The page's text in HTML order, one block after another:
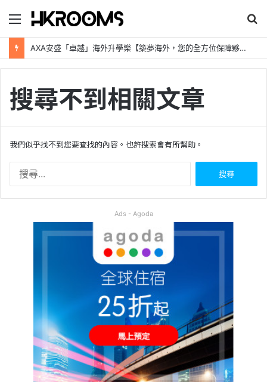
錄
尋
新加坡航空【2026年全球航線大優惠】樟宜機場世界級設施帶您環遊世界！
搜尋不到相關文章
我們似乎找不到您要查找的內容。也許搜索會有所幫助。
:
Ads - Agoda